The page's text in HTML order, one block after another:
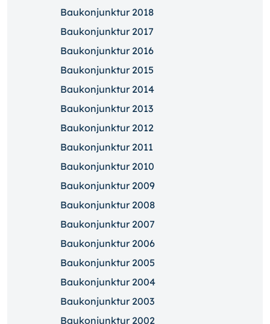
Baukonjunktur 2018
Baukonjunktur 2017
Baukonjunktur 2016
Baukonjunktur 2015
Baukonjunktur 2014
Baukonjunktur 2013
Baukonjunktur 2012
Baukonjunktur 2011
Baukonjunktur 2010
Baukonjunktur 2009
Baukonjunktur 2008
Baukonjunktur 2007
Baukonjunktur 2006
Baukonjunktur 2005
Baukonjunktur 2004
Baukonjunktur 2003
Baukonjunktur 2002